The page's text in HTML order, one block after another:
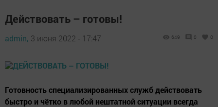
Действовать – готовы!
admin, 3 июня 2022 - 17:47 649 0 0
Готовность специализированных служб действовать
быстро и чётко в любой нештатной ситуации всегда